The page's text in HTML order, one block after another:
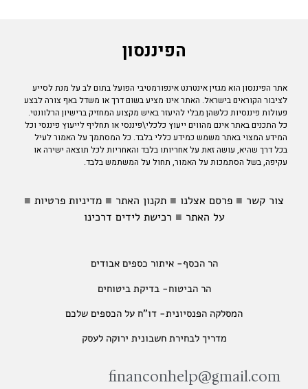
הפיננסון
אתר הפיננסון הוא מגזין אינטרנט אינפורמטיבי הפועל בתום לב על מנת לסייע
לציבור הקוראים בישראל. האתר אינו מציע בשום דרך או משדל באף צורה לבצע
פעולות פיננסיות כלשהן מבלי להיעזר באיש מקצוע המחזיק ברישיון הרלוונטי.
כל התכנים באתר אינם מהווים ייעוץ כלכלי\פיננסי או תחליף לייעוץ פיננסי וכל
המידע המצוי באתר משמש כמידע כללי בלבד. כל המסתמך על האמור לעיל
בכל דרך שהיא, עושה זאת על אחריותו בלבד והאחריות לכל תוצאה ישירה או
עקיפה, בשל הסתמכות על האמור, תחול על המשתמש בלבד.
צור קשר ■ פרסם אצלנו ■ תקנון האתר ■ מדיניות פרטיות ■
על האתר ■ רכישת לידים דרכינו
הר הכסף- איתור כספים אבודים
הר הביטוח- בדיקת ביטוחים
המסלקה הפנסיונית- דו"ח על הכספים שלכם
מדריך לבחירת חשבונית ירוקה לעסק
‫financonhelp@gmail.com‬